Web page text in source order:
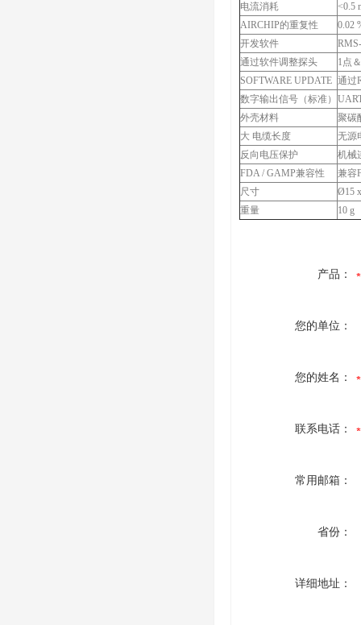
电流消耗
<0.5
AIRCHIP的重复性
0.02
开发软件
通过软件调整探头
1点
SOFTWARE UPDATE 通过
数字输出信号（标准）
外壳材料
聚碳
大 电缆长度
无源
反向电压保护
机械
FDA / GAMP兼容性
兼容
尺寸
Ø15
重量
10 g
产品：
您的单位：
您的姓名：
联系电话：
常用邮箱：
省份：
详细地址：